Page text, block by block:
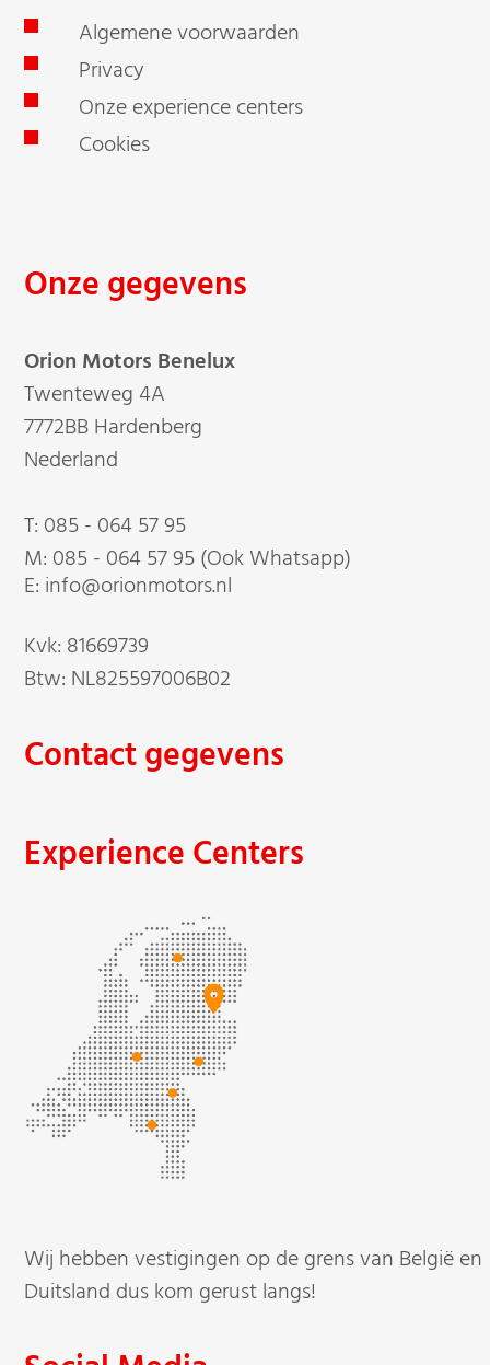
Algemene voorwaarden
Privacy
Onze experience centers
Cookies
Onze gegevens
Orion Motors Benelux
Twenteweg 4A
7772BB Hardenberg
Nederland
T: 085 - 064 57 95
M: 085 - 064 57 95 (Ook Whatsapp)
E: info@orionmotors.nl
Kvk: 81669739
Btw: NL825597006B02
Contact gegevens
Experience Centers
Wij hebben vestigingen op de grens van België en
Duitsland dus kom gerust langs!